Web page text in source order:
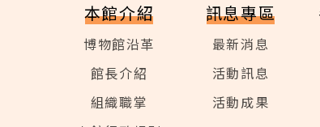
本館介紹
博物館沿革
館長介紹
組織職掌
訊息專區
最新消息
活動訊息
活動成果